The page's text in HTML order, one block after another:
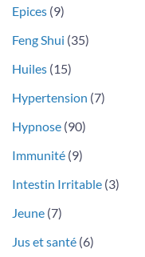
Epices (9)
Feng Shui (35)
Huiles (15)
Hypertension (7)
Hypnose (90)
Immunité (9)
Intestin Irritable (3)
Jeune (7)
Jus et santé (6)